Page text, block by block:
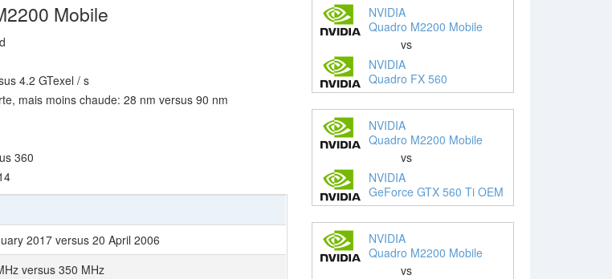
Mobile
4.2 GTexel / s
mais moins chaude: 28 nm versus 90 nm
360
2017 versus 20 April 2006
versus 350 MHz
NVIDIA
Quadro M2200 Mobile
vs
NVIDIA
Quadro FX 560
NVIDIA
Quadro M2200 Mobile
vs
NVIDIA
GeForce GTX 560 Ti OEM
NVIDIA
Quadro M2200 Mobile
vs